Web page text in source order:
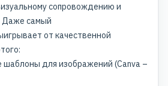
сопровождению и
Даже самый
от качественной
шаблоны для изображений (Canva –